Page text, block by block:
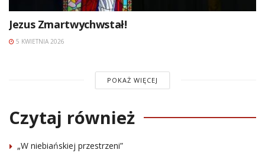
Jezus Zmartwychwstał!
5 KWIETNIA 2026
POKAŻ WIĘCEJ
Czytaj również
„W niebiańskiej przestrzeni”